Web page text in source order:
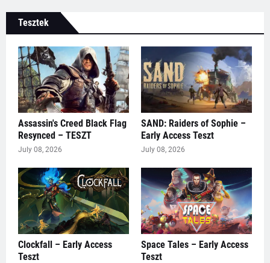
Tesztek
Assassin's Creed Black Flag
Resynced – TESZT
July 08, 2026
SAND: Raiders of Sophie –
Early Access Teszt
July 08, 2026
Clockfall – Early Access
Teszt
Space Tales – Early Access
Teszt